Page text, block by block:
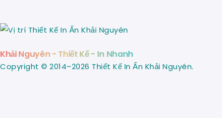
Khải Nguyên - Thiết Kế - In Nhanh
Copyright © 2014–2026 Thiết Kế In Ấn Khải Nguyên.